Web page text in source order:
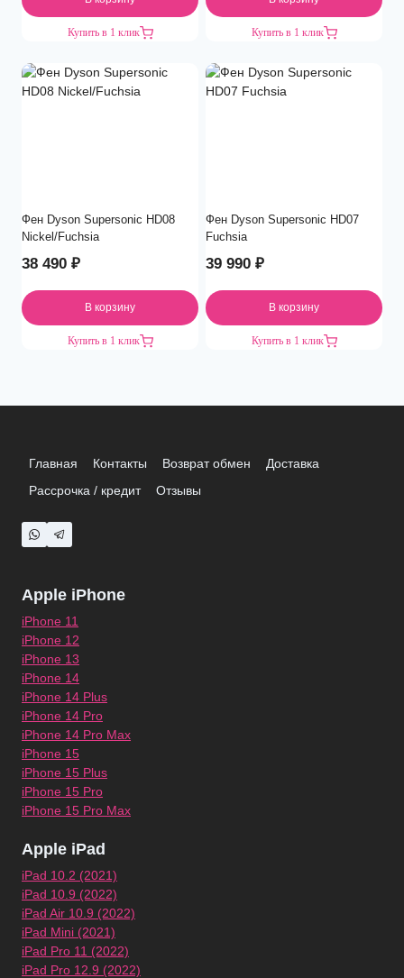
Купить в 1 клик Купить в 1 клик
Фен Dyson Supersonic HD08
Nickel/Fuchsia
38 490 ₽
В корзину
Купить в 1 клик
Фен Dyson Supersonic HD07
Fuchsia
39 990 ₽
В корзину
Купить в 1 клик
Главная Контакты Возврат обмен
Доставка
Рассрочка / кредит
Отзывы
Apple iPhone
iPhone 11
iPhone 12
iPhone 13
iPhone 14
iPhone 14 Plus
iPhone 14 Pro
iPhone 14 Pro Max
iPhone 15
iPhone 15 Plus
iPhone 15 Pro
iPhone 15 Pro Max
Apple iPad
iPad 10.2 (2021)
iPad 10.9 (2022)
iPad Air 10.9 (2022)
iPad Mini (2021)
iPad Pro 11 (2022)
iPad Pro 12.9 (2022)